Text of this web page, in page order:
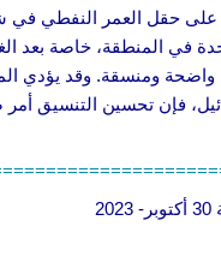
على حقل العمر النفطي في
في المنطقة، خاصة بعد
ومنسقة. وقد يؤدي
فإن تحسين